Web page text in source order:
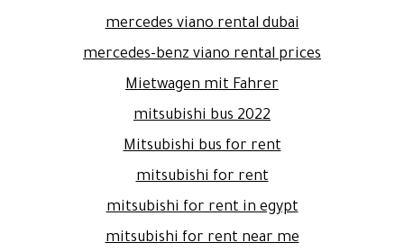
mercedes viano rental dubai
mercedes-benz viano rental prices
Mietwagen mit Fahrer
mitsubishi bus 2022
Mitsubishi bus for rent
mitsubishi for rent
mitsubishi for rent in egypt
mitsubishi for rent near me